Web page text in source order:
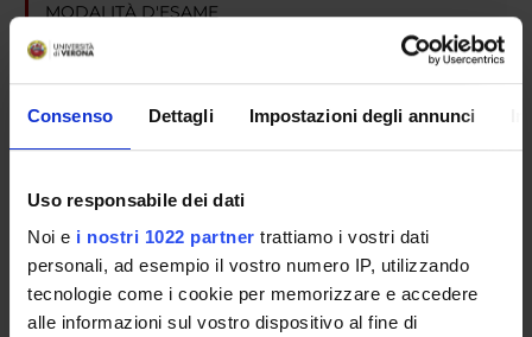
Consenso Dettagli Impostazioni degli annunci
Uso responsabile dei dati
Noi e i nostri 1022 partner trattiamo i vostri dati
personali, ad esempio il vostro numero IP, utilizzando
tecnologie come i cookie per memorizzare e accedere
alle informazioni sul vostro dispositivo al fine di
MODALITÀ D'ESAME
esame orale
TESTI DI RIFERIMENTO
Autore Titolo
J.M. Butler Advanced Topics in Forensic DNA
Stefania Turrina Appunti di lezione
Peter Vanezis Essential Forensic Medicine (Edizione 1)